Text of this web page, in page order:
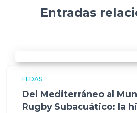
Entradas
FEDAS
Del Mediterráneo al
Rugby Subacuático: la